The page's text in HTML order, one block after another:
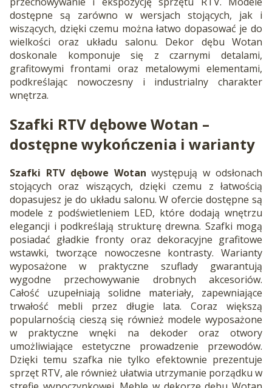
dostępne są zarówno w wersjach stojących, jak i
wiszących, dzięki czemu można łatwo dopasować je do
wielkości oraz układu salonu. Dekor dębu Wotan
doskonale komponuje się z czarnymi detalami,
grafitowymi frontami oraz metalowymi elementami,
podkreślając nowoczesny i industrialny charakter
wnętrza.
Szafki RTV dębowe Wotan –
dostępne wykończenia i warianty
Szafki RTV dębowe Wotan występują w odsłonach
stojących oraz wiszących, dzięki czemu z łatwością
dopasujesz je do układu salonu. W ofercie dostępne są
modele z podświetleniem LED, które dodają wnętrzu
elegancji i podkreślają strukturę drewna. Szafki mogą
posiadać gładkie fronty oraz dekoracyjne grafitowe
wstawki, tworzące nowoczesne kontrasty. Warianty
wyposażone w praktyczne szuflady gwarantują
wygodne przechowywanie drobnych akcesoriów.
Całość uzupełniają solidne materiały, zapewniające
trwałość mebli przez długie lata. Coraz większą
popularnością cieszą się również modele wyposażone
w praktyczne wnęki na dekoder oraz otwory
umożliwiające estetyczne prowadzenie przewodów.
Dzięki temu szafka nie tylko efektownie prezentuje
sprzęt RTV, ale również ułatwia utrzymanie porządku w